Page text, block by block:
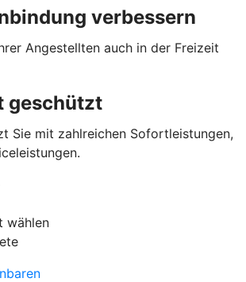
verbessern
Angestellten auch in der Freizeit
geschützt
Sie mit zahlreichen Sofortleistungen,
wählen